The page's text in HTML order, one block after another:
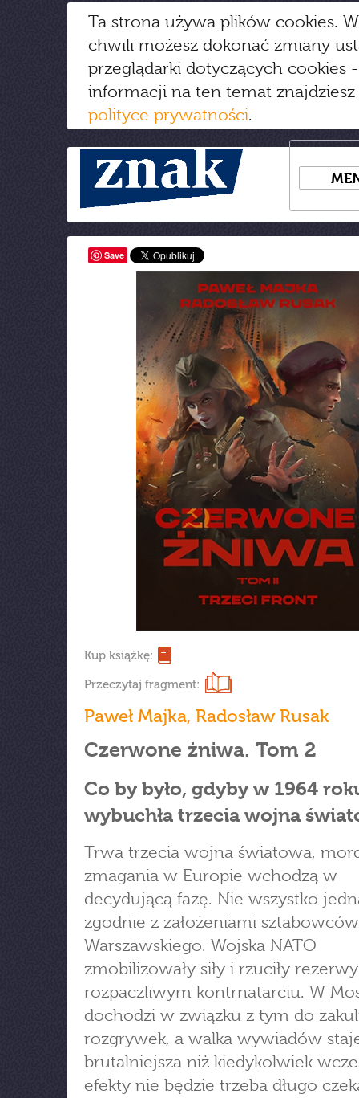
Ta strona używa plików cookies.
chwili możesz dokonać zmiany
przeglądarki dotyczących cookies
informacji na ten temat
polityce prywatności.
Save
Kup książkę:
Przeczytaj fragment:
Paweł Majka, Radosław Rusak
Czerwone żniwa. Tom 2
Co by było, gdyby w 1964
wybuchła trzecia wojna
Trwa trzecia wojna światowa,
zmagania w Europie wchodzą w
decydującą fazę. Nie wszystko
zgodnie z założeniami sztabowców
Warszawskiego. Wojska NATO
zmobilizowały siły i rzuciły
rozpaczliwym kontrnatarciu. W
dochodzi w związku z tym do
rozgrywek, a walka wywiadów
brutalniejsza niż kiedykolwiek
efekty nie będzie trzeba długo